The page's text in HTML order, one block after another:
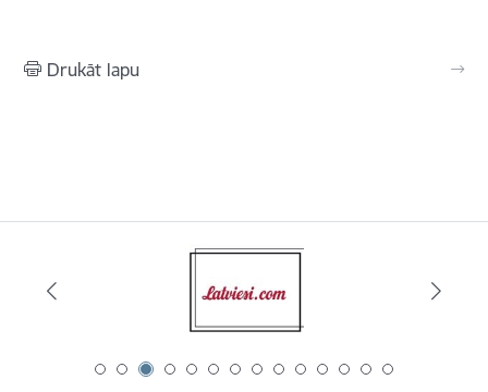
Drukāt lapu